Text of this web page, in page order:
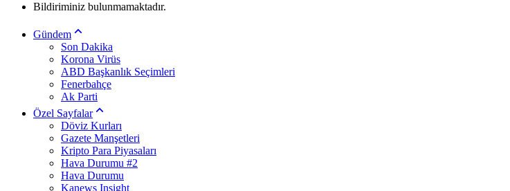
Bildiriminiz bulunmamaktadır.
Gündem
Son Dakika
Korona Virüs
ABD Başkanlık Seçimleri
Fenerbahçe
Ak Parti
Özel Sayfalar
Döviz Kurları
Gazete Manşetleri
Kripto Para Piyasaları
Hava Durumu #2
Hava Durumu
Kanews Insight